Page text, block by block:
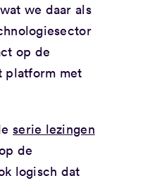
we daar als
op de
platform met
serie lezingen
de
logisch dat